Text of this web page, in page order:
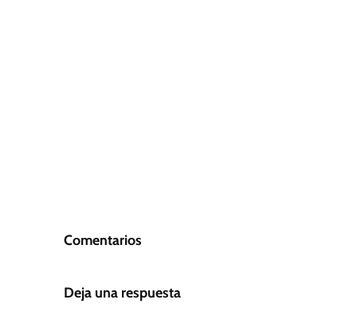
Comentarios
Deja una respuesta